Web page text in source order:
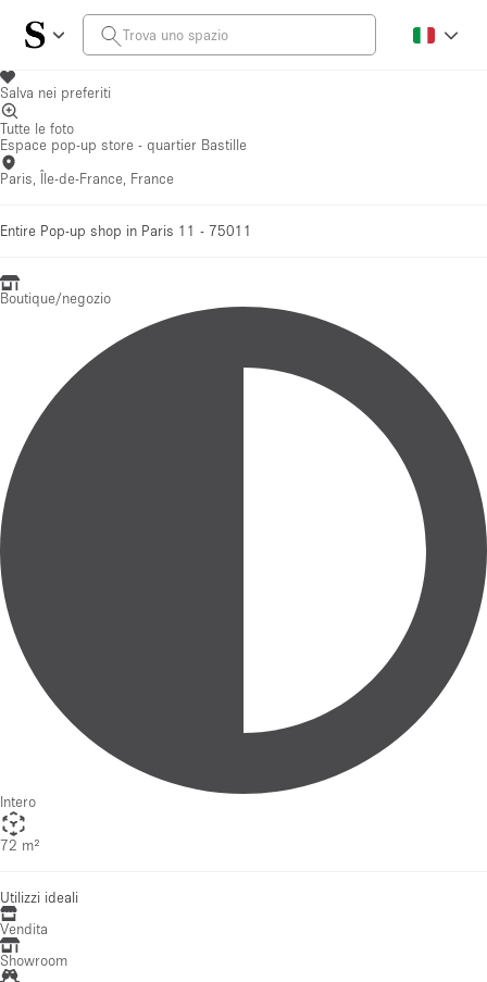
Salva nei preferiti
Tutte le foto
Espace pop-up store - quartier Bastille
Paris, Île-de-France, France
Entire Pop-up shop in Paris 11 - 75011
Boutique/negozio
Intero
72 m²
Utilizzi ideali
Vendita
Showroom